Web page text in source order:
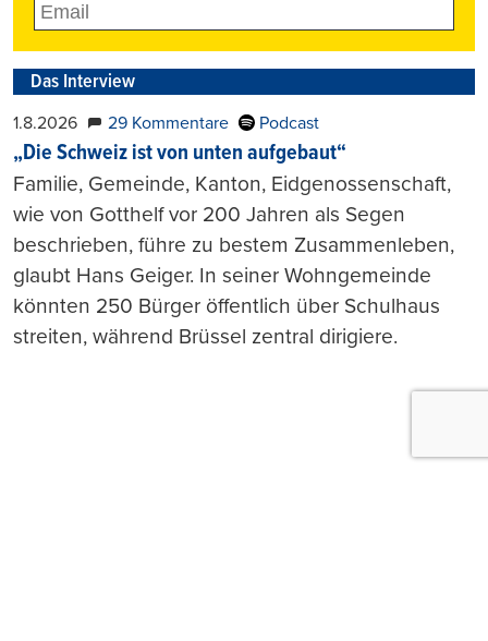
Das Interview
1.8.2026 29 Kommentare Podcast
„Die Schweiz ist von unten aufgebaut“
Familie, Gemeinde, Kanton, Eidgenossenschaft,
wie von Gotthelf vor 200 Jahren als Segen
beschrieben, führe zu bestem Zusammenleben,
glaubt Hans Geiger. In seiner Wohngemeinde
könnten 250 Bürger öffentlich über Schulhaus
streiten, während Brüssel zentral dirigiere.